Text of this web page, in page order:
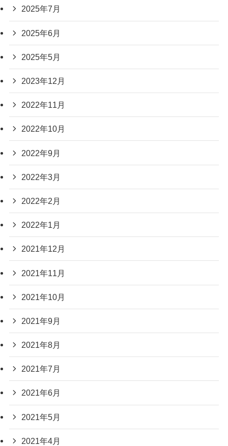
2025年7月
2025年6月
2025年5月
2023年12月
2022年11月
2022年10月
2022年9月
2022年3月
2022年2月
2022年1月
2021年12月
2021年11月
2021年10月
2021年9月
2021年8月
2021年7月
2021年6月
2021年5月
2021年4月